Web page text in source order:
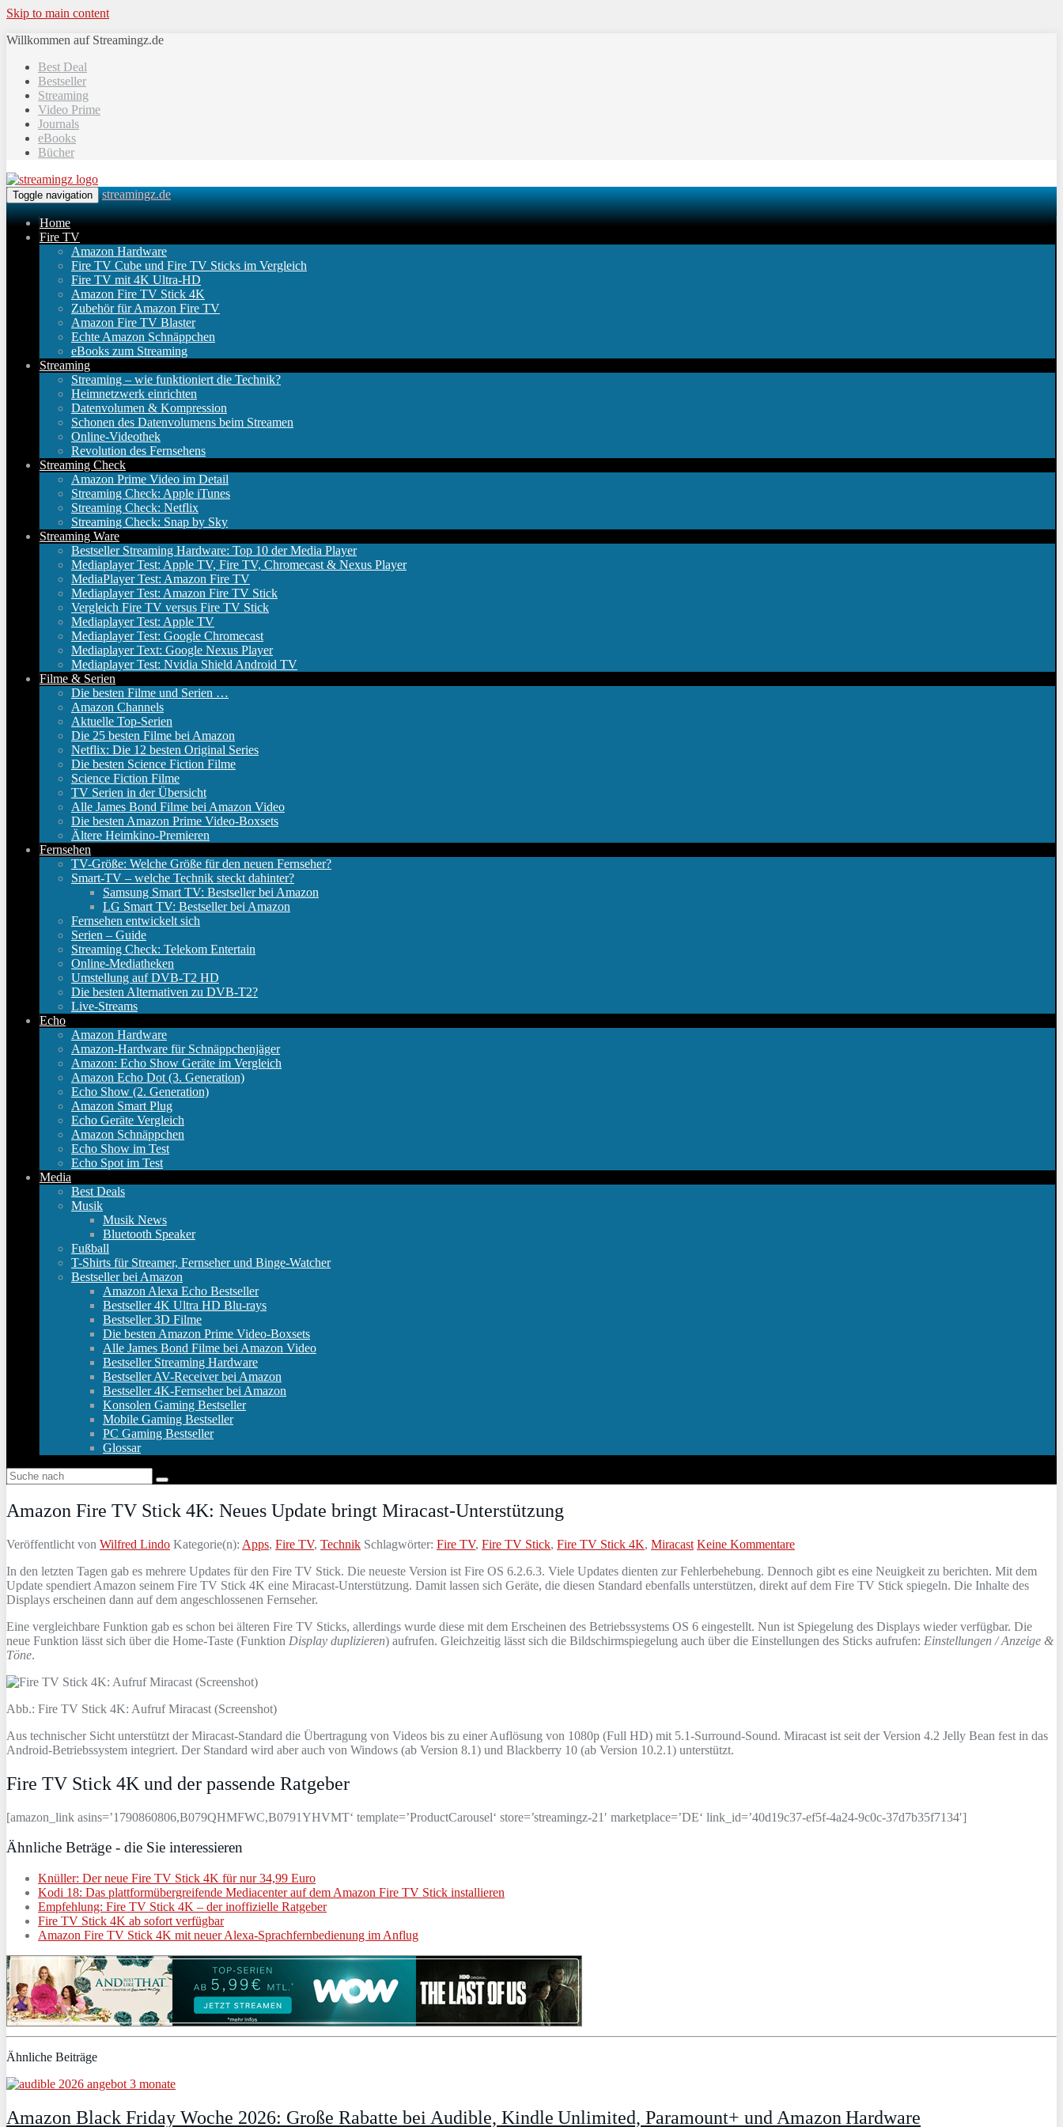
Skip to main content
Willkommen auf Streamingz.de
Best Deal
Bestseller
Streaming
Video Prime
Journals
eBooks
Bücher
Toggle navigation streamingz.de
Home
Fire TV
Amazon Hardware
Fire TV Cube und Fire TV Sticks im Vergleich
Fire TV mit 4K Ultra-HD
Amazon Fire TV Stick 4K
Zubehör für Amazon Fire TV
Amazon Fire TV Blaster
Echte Amazon Schnäppchen
eBooks zum Streaming
Streaming
Streaming – wie funktioniert die Technik?
Heimnetzwerk einrichten
Datenvolumen & Kompression
Schonen des Datenvolumens beim Streamen
Online-Videothek
Revolution des Fernsehens
Streaming Check
Amazon Prime Video im Detail
Streaming Check: Apple iTunes
Streaming Check: Netflix
Streaming Check: Snap by Sky
Streaming Ware
Bestseller Streaming Hardware: Top 10 der Media Player
Mediaplayer Test: Apple TV, Fire TV, Chromecast & Nexus Player
MediaPlayer Test: Amazon Fire TV
Mediaplayer Test: Amazon Fire TV Stick
Vergleich Fire TV versus Fire TV Stick
Mediaplayer Test: Apple TV
Mediaplayer Test: Google Chromecast
Mediaplayer Text: Google Nexus Player
Mediaplayer Test: Nvidia Shield Android TV
Filme & Serien
Die besten Filme und Serien …
Amazon Channels
Aktuelle Top-Serien
Die 25 besten Filme bei Amazon
Netflix: Die 12 besten Original Series
Die besten Science Fiction Filme
Science Fiction Filme
TV Serien in der Übersicht
Alle James Bond Filme bei Amazon Video
Die besten Amazon Prime Video-Boxsets
Ältere Heimkino-Premieren
Fernsehen
TV-Größe: Welche Größe für den neuen Fernseher?
Smart-TV – welche Technik steckt dahinter?
Samsung Smart TV: Bestseller bei Amazon
LG Smart TV: Bestseller bei Amazon
Fernsehen entwickelt sich
Serien – Guide
Streaming Check: Telekom Entertain
Online-Mediatheken
Umstellung auf DVB-T2 HD
Die besten Alternativen zu DVB-T2?
Live-Streams
Echo
Amazon Hardware
Amazon-Hardware für Schnäppchenjäger
Amazon: Echo Show Geräte im Vergleich
Amazon Echo Dot (3. Generation)
Echo Show (2. Generation)
Amazon Smart Plug
Echo Geräte Vergleich
Amazon Schnäppchen
Echo Show im Test
Echo Spot im Test
Media
Best Deals
Musik
Musik News
Bluetooth Speaker
Fußball
T-Shirts für Streamer, Fernseher und Binge-Watcher
Bestseller bei Amazon
Amazon Alexa Echo Bestseller
Bestseller 4K Ultra HD Blu-rays
Bestseller 3D Filme
Die besten Amazon Prime Video-Boxsets
Alle James Bond Filme bei Amazon Video
Bestseller Streaming Hardware
Bestseller AV-Receiver bei Amazon
Bestseller 4K-Fernseher bei Amazon
Konsolen Gaming Bestseller
Mobile Gaming Bestseller
PC Gaming Bestseller
Glossar
Amazon Fire TV Stick 4K: Neues Update bringt Miracast-Unterstützung
Veröffentlicht von Wilfred Lindo Kategorie(n): Apps, Fire TV, Technik Schlagwörter: Fire TV, Fire TV Stick, Fire TV Stick 4K, Miracast Keine Kommentare
In den letzten Tagen gab es mehrere Updates für den Fire TV Stick. Die neueste Version ist Fire OS 6.2.6.3. Viele Updates dienten zur Fehlerbehebung. Dennoch gibt es eine Neuigkeit zu berichten. Mit dem
Update spendiert Amazon seinem Fire TV Stick 4K eine Miracast-Unterstützung. Damit lassen sich Geräte, die diesen Standard ebenfalls unterstützen, direkt auf dem Fire TV Stick spiegeln. Die Inhalte des
Displays erscheinen dann auf dem angeschlossenen Fernseher.
Eine vergleichbare Funktion gab es schon bei älteren Fire TV Sticks, allerdings wurde diese mit dem Erscheinen des Betriebssystems OS 6 eingestellt. Nun ist Spiegelung des Displays wieder verfügbar. Die
neue Funktion lässt sich über die Home-Taste (Funktion Display duplizieren) aufrufen. Gleichzeitig lässt sich die Bildschirmspiegelung auch über die Einstellungen des Sticks aufrufen: Einstellungen / Anzeige &
Töne.
Abb.: Fire TV Stick 4K: Aufruf Miracast (Screenshot)
Aus technischer Sicht unterstützt der Miracast-Standard die Übertragung von Videos bis zu einer Auflösung von 1080p (Full HD) mit 5.1-Surround-Sound. Miracast ist seit der Version 4.2 Jelly Bean fest in das
Android-Betriebssystem integriert. Der Standard wird aber auch von Windows (ab Version 8.1) und Blackberry 10 (ab Version 10.2.1) unterstützt.
Fire TV Stick 4K und der passende Ratgeber
[amazon_link asins=’1790860806,B079QHMFWC,B0791YHVMT‘ template=’ProductCarousel‘ store=’streamingz-21′ marketplace=’DE‘ link_id=’40d19c37-ef5f-4a24-9c0c-37d7b35f7134′]
Ähnliche Beträge - die Sie interessieren
Knüller: Der neue Fire TV Stick 4K für nur 34,99 Euro
Kodi 18: Das plattformübergreifende Mediacenter auf dem Amazon Fire TV Stick installieren
Empfehlung: Fire TV Stick 4K – der inoffizielle Ratgeber
Fire TV Stick 4K ab sofort verfügbar
Amazon Fire TV Stick 4K mit neuer Alexa-Sprachfernbedienung im Anflug
Ähnliche Beiträge
Amazon Black Friday Woche 2026: Große Rabatte bei Audible, Kindle Unlimited, Paramount+ und Amazon Hardware